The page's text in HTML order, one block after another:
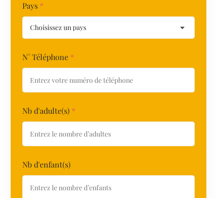
Pays *
N° Téléphone *
Nb d'adulte(s) *
Nb d'enfant(s)